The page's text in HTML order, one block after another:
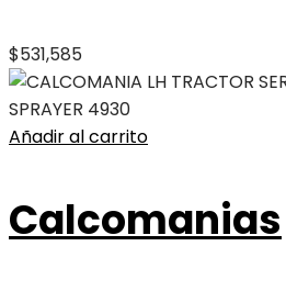
$531,585
Añadir al carrito
Calcomanias